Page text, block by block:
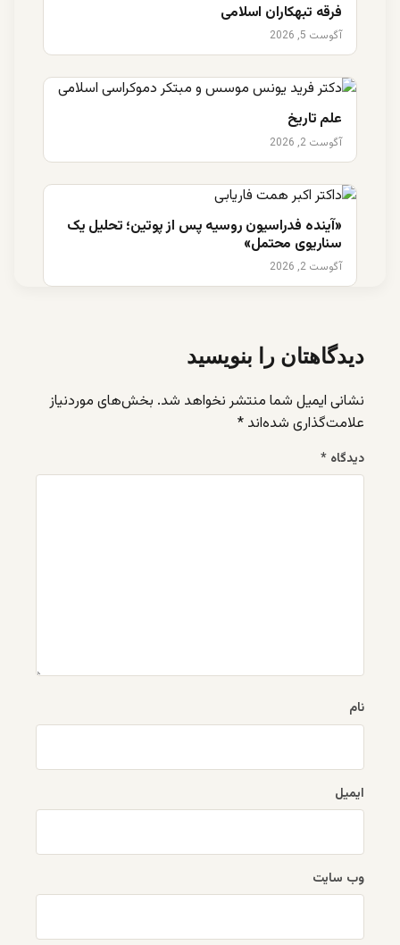
فرقه تبهکاران اسلامی
آگوست 5, 2026
علم تاریخ
آگوست 2, 2026
«آینده فدراسیون روسیه پس از پوتین؛ تحلیل یک
سناریوی محتمل»
آگوست 2, 2026
دیدگاهتان را بنویسید
نشانی ایمیل شما منتشر نخواهد شد. بخش‌های موردنیاز
علامت‌گذاری شده‌اند *
دیدگاه *
نام
ایمیل
وب‌ سایت